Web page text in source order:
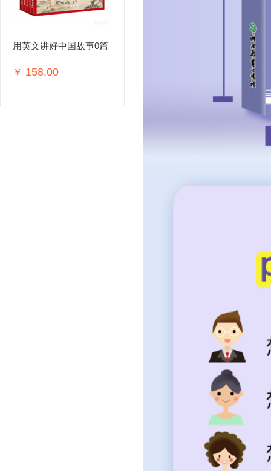
用英文讲好中国故事0篇
￥ 158.00